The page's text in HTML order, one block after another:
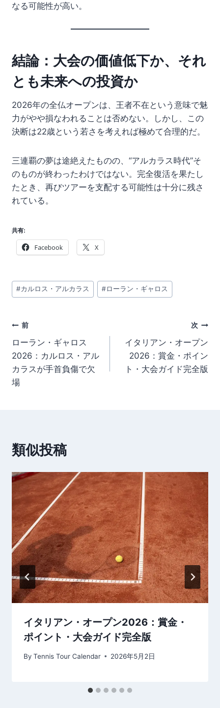
なる可能性が高い。
結論：大会の価値低下か、それ
とも未来への投資か
2026年の全仏オープンは、王者不在という意味で魅
力がやや損なわれることは否めない。しかし、この
決断は22歳という若さを考えれば極めて合理的だ。
三連覇の夢は途絶えたものの、“アルカラス時代”そ
のものが終わったわけではない。完全復活を果たし
たとき、再びツアーを支配する可能性は十分に残さ
れている。
共有:
Facebook X
投
稿
グ:
#カルロス・アルカラス #ローラン・ギャロス
投
稿
ナ
ビ
シ
ョ
ン
前
ローラン・ギャロス
2026：カルロス・アル
カラスが手首負傷で欠
場
次
イタリアン・オープン
2026：賞金・ポイン
ト・大会ガイド完全版
類似投稿
イタリアン・オープン2026：賞金・
ポイント・大会ガイド完全版
By Tennis Tour Calendar 2026年5月2日